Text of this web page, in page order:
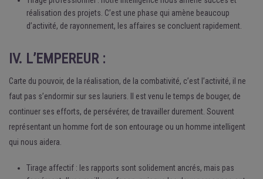
réalisation des projets. C’est une phase qui amène beaucoup
d’activité, de rayonnement, les affaires se concluent rapidement.
IV. L’EMPEREUR :
Carte du pouvoir, de la réalisation, de la combativité, c’est l’activité, il ne
faut pas s’endormir sur ses lauriers. Il est venu le temps de bouger, de
continuer ses efforts, de persévérer, de travailler durement. Souvent
représentant un homme fort de son entourage ou un homme intelligent
qui nous aidera.
Tirage affectif : les rapports sont solidement ancrés, mais pas